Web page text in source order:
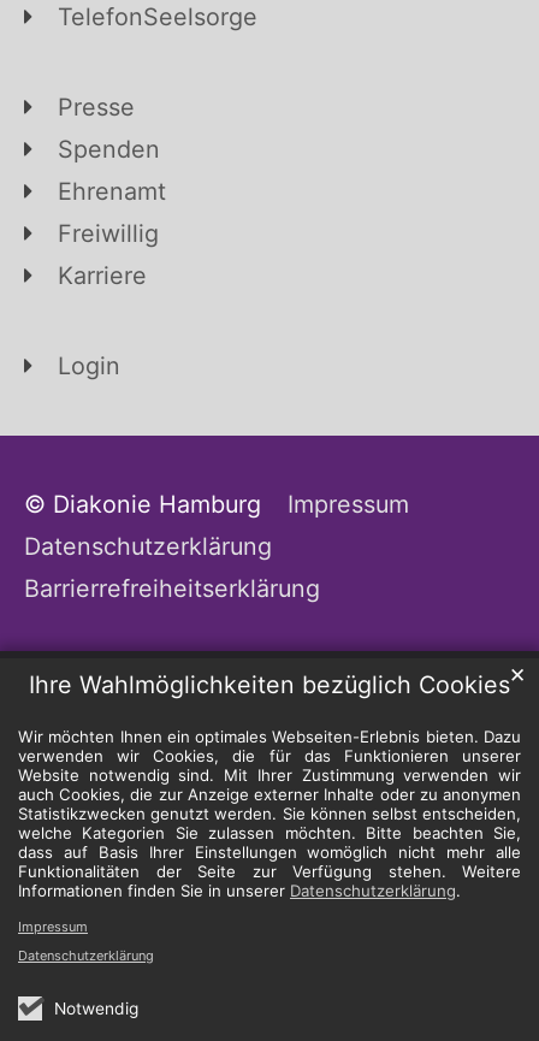
Ihre Wahlmöglichkeiten bezüglich Cookies
Wir möchten Ihnen ein optimales Webseiten-Erlebnis bieten. Dazu
verwenden wir Cookies, die für das Funktionieren unserer
Website notwendig sind. Mit Ihrer Zustimmung verwenden wir
auch Cookies, die zur Anzeige externer Inhalte oder zu anonymen
Statistikzwecken genutzt werden. Sie können selbst entscheiden,
welche Kategorien Sie zulassen möchten. Bitte beachten Sie,
dass auf Basis Ihrer Einstellungen womöglich nicht mehr alle
Funktionalitäten der Seite zur Verfügung stehen. Weitere
Informationen finden Sie in unserer Datenschutzerklärung.
Notwendig
✕
Impressum
Datenschutzerklärung
TelefonSeelsorge
Presse
Spenden
Ehrenamt
Freiwillig
Karriere
Login
© Diakonie Hamburg
Impressum
Datenschutzerklärung
Barrierrefreiheitserklärung